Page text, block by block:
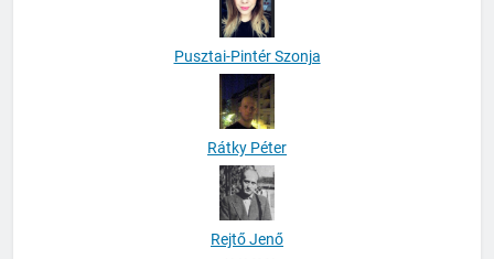
Pusztai-Pintér Szonja
Rátky Péter
Rejtő Jenő